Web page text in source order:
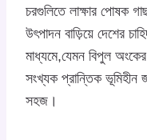
চরগুলিতে লাক্ষার পোষক
উৎপাদন বাড়িয়ে দেশের
মাধ্যমে,যেমন বিপুল
সংখ্যক প্রান্তিক ভূমিহীন
সহজ।